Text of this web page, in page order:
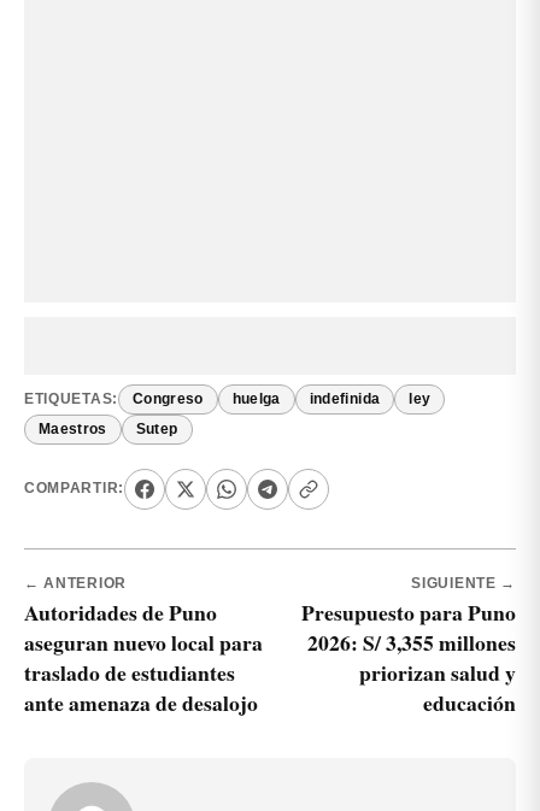
ETIQUETAS: Congreso huelga indefinida ley
Maestros Sutep
COMPARTIR:
← ANTERIOR
Autoridades de Puno
aseguran nuevo local para
traslado de estudiantes
ante amenaza de desalojo
SIGUIENTE →
Presupuesto para Puno
2026: S/ 3,355 millones
priorizan salud y
educación